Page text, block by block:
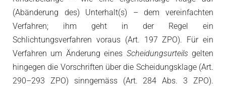
(Abänderung des) Unterhalt(s) – dem vereinfachten
Verfahren; ihm geht in der Regel ein
Schlichtungsverfahren voraus (Art. 197 ZPO). Für ein
Verfahren um Änderung eines Scheidungsurteilsgelten
hingegen die Vorschriften über die Scheidungsklage (Art.
290–293 ZPO) sinngemäss (Art. 284 Abs. 3 ZPO).